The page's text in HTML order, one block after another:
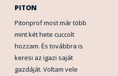
PITON
Pitonprof most már több
mint két hete cuccolt
hozzam. És továbbra is
keresi az igazi saját
gazdáját. Voltam vele